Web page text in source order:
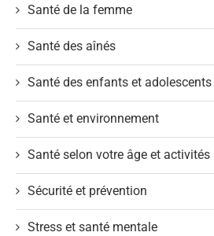
Santé de la femme
Santé des aînés
Santé des enfants et adolescents
Santé et environnement
Santé selon votre âge et activités
Sécurité et prévention
Stress et santé mentale